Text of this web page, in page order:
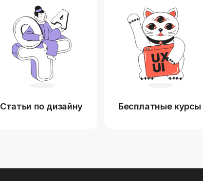
Статьи по дизайну Бесплатные курсы